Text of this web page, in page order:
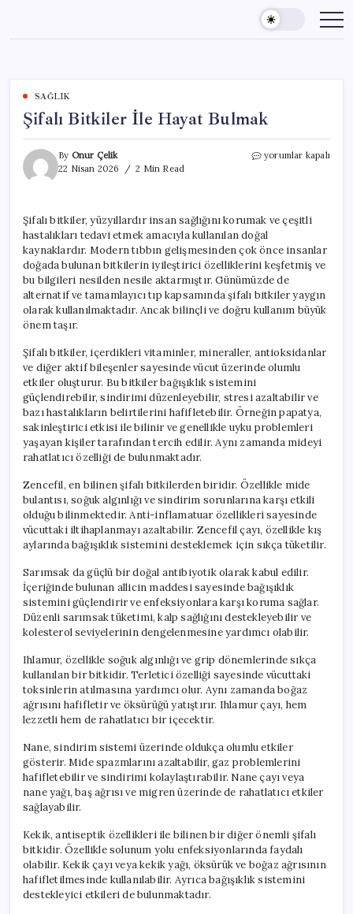
content
SAĞLIK
Şifalı Bitkiler İle Hayat Bulmak
By Onur Çelik
22 Nisan 2026
2 Min Read
Şifalı
için
yorumlar kapalı
Şifalı bitkiler, yüzyıllardır insan sağlığını korumak ve çeşitli
hastalıkları tedavi etmek amacıyla kullanılan doğal
kaynaklardır. Modern tıbbın gelişmesinden çok önce insanlar
doğada bulunan bitkilerin iyileştirici özelliklerini keşfetmiş ve
bu bilgileri nesilden nesile aktarmıştır. Günümüzde de
alternatif ve tamamlayıcı tıp kapsamında şifalı bitkiler yaygın
olarak kullanılmaktadır. Ancak bilinçli ve doğru kullanım büyük
önem taşır.
Şifalı bitkiler, içerdikleri vitaminler, mineraller, antioksidanlar
ve diğer aktif bileşenler sayesinde vücut üzerinde olumlu
etkiler oluşturur. Bu bitkiler bağışıklık sistemini
güçlendirebilir, sindirimi düzenleyebilir, stresi azaltabilir ve
bazı hastalıkların belirtilerini hafifletebilir. Örneğin papatya,
sakinleştirici etkisi ile bilinir ve genellikle uyku problemleri
yaşayan kişiler tarafından tercih edilir. Aynı zamanda mideyi
rahatlatıcı özelliği de bulunmaktadır.
Zencefil, en bilinen şifalı bitkilerden biridir. Özellikle mide
bulantısı, soğuk algınlığı ve sindirim sorunlarına karşı etkili
olduğu bilinmektedir. Anti-inflamatuar özellikleri sayesinde
vücuttaki iltihaplanmayı azaltabilir. Zencefil çayı, özellikle kış
aylarında bağışıklık sistemini desteklemek için sıkça tüketilir.
Sarımsak da güçlü bir doğal antibiyotik olarak kabul edilir.
İçeriğinde bulunan allicin maddesi sayesinde bağışıklık
sistemini güçlendirir ve enfeksiyonlara karşı koruma sağlar.
Düzenli sarımsak tüketimi, kalp sağlığını destekleyebilir ve
kolesterol seviyelerinin dengelenmesine yardımcı olabilir.
Ihlamur, özellikle soğuk algınlığı ve grip dönemlerinde sıkça
kullanılan bir bitkidir. Terletici özelliği sayesinde vücuttaki
toksinlerin atılmasına yardımcı olur. Aynı zamanda boğaz
ağrısını hafifletir ve öksürüğü yatıştırır. Ihlamur çayı, hem
lezzetli hem de rahatlatıcı bir içecektir.
Nane, sindirim sistemi üzerinde oldukça olumlu etkiler
gösterir. Mide spazmlarını azaltabilir, gaz problemlerini
hafifletebilir ve sindirimi kolaylaştırabilir. Nane çayı veya
nane yağı, baş ağrısı ve migren üzerinde de rahatlatıcı etkiler
sağlayabilir.
Kekik, antiseptik özellikleri ile bilinen bir diğer önemli şifalı
bitkidir. Özellikle solunum yolu enfeksiyonlarında faydalı
olabilir. Kekik çayı veya kekik yağı, öksürük ve boğaz ağrısının
hafifletilmesinde kullanılabilir. Ayrıca bağışıklık sistemini
destekleyici etkileri de bulunmaktadır.